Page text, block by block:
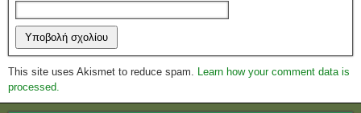
This site uses Akismet to reduce spam. Learn how your comment data is
processed.